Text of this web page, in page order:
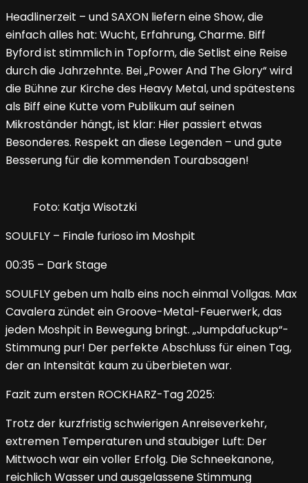
Headlinerzeit – und SAXON liefern eine Show, die
einfach alles hat: Wucht, Erfahrung, Charme. Biff
Byford ist stimmlich in Topform, die Setlist eine Reise
durch die Jahrzehnte. Bei „Power And The Glory“ wird
die Bühne zur Kirche des Heavy Metal, und spätestens
als Biff eine Kutte vom Publikum auf seinen
Mikroständer hängt, ist klar: Hier passiert etwas
Besonderes. Respekt an diese Legenden – und gute
Besserung für die kommenden Tourabsagen!
Foto: Katja Wisotzki
SOULFLY – Finale furioso im Moshpit
00:35 – Dark Stage
SOULFLY geben um halb eins noch einmal Vollgas. Max
Cavalera zündet ein Groove-Metal-Feuerwerk, das
jeden Moshpit in Bewegung bringt. „Jumpdafuckup“-
Stimmung pur! Der perfekte Abschluss für einen Tag,
der an Intensität kaum zu überbieten war.
Fazit zum ersten ROCKHARZ-Tag 2025:
Trotz der kurzfristig schwierigen Anreiseverkehr,
extremen Temperaturen und staubiger Luft: Der
Mittwoch war ein voller Erfolg. Die Schneekanone,
reichlich Wasser und ausgelassene Stimmung